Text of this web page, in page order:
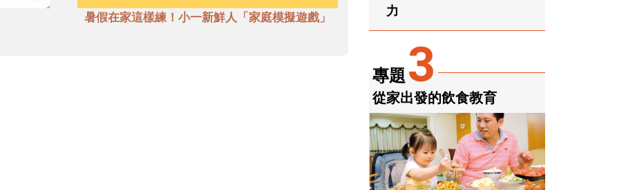
暑假在家這樣練！小一新鮮人「家庭模擬遊戲」
力
專題3
從家出發的飲食教育